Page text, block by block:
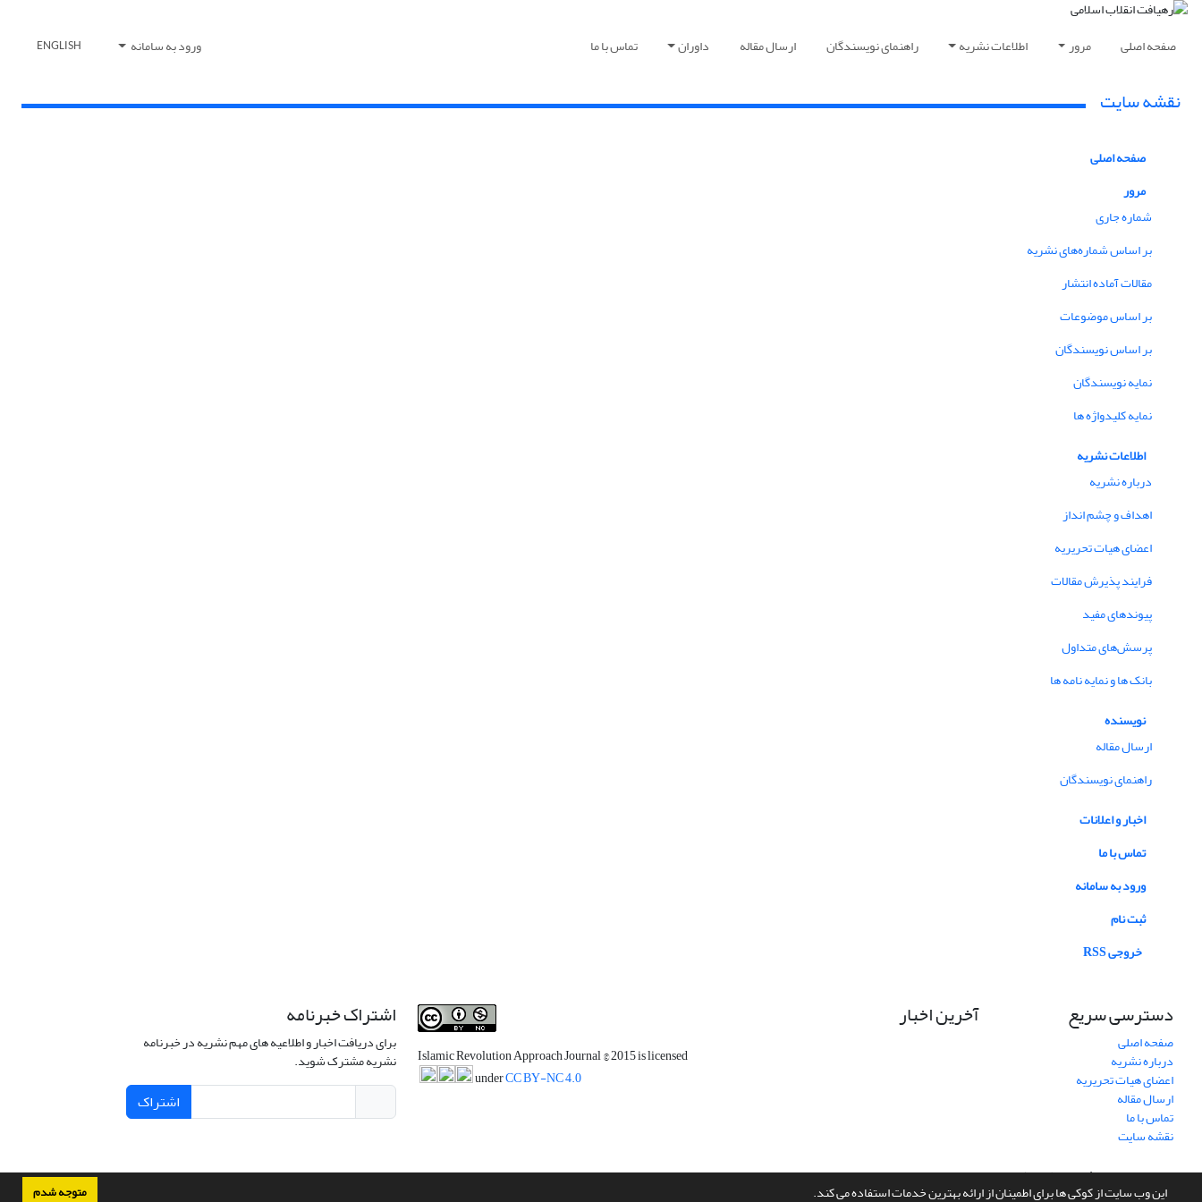
این وب سایت از کوکی ها برای اطمینان از ارائه بهترین خدمات استفاده می کند. متوجه شدم
صفحه اصلی مرور اطلاعات نشریه راهنمای نویسندگان ارسال مقاله داوران تماس با ما ورود به سامانه ENGLISH
نقشه سایت
صفحه اصلی
مرور
شماره جاری
بر اساس شماره‌های نشریه
مقالات آماده انتشار
بر اساس موضوعات
بر اساس نویسندگان
نمایه نویسندگان
نمایه کلیدواژه ها
اطلاعات نشریه
درباره نشریه
اهداف و چشم انداز
اعضای هیات تحریریه
فرایند پذیرش مقالات
پیوندهای مفید
پرسش‌های متداول
بانک ها و نمایه نامه ها
نویسنده
ارسال مقاله
راهنمای نویسندگان
اخبار و اعلانات
تماس با ما
ورود به سامانه
ثبت نام
خروجی RSS
دسترسی سریع
صفحه اصلی
درباره نشریه
اعضای هیات تحریریه
ارسال مقاله
تماس با ما
نقشه سایت
آخرین اخبار
Islamic Revolution Approach Journal© 2015 is licensed
underCC BY-NC 4.0
اشتراک خبرنامه
برای دریافت اخبار و اطلاعیه های مهم نشریه در خبرنامه
نشریه مشترک شوید.
اشتراک
سامانه مدیریت نشریات علمی.طراحی و پیاده سازی ازسیناوب